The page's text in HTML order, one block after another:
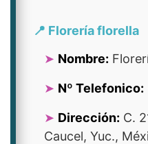
📍 Florería florella
Nombre:
Nº Telefonico:
Dirección: C.
Caucel, Yuc.,